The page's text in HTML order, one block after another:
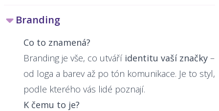
Branding
Co to znamená?
Branding je vše, co utváří identitu vaší značky –
od loga a barev až po tón komunikace. Je to styl,
podle kterého vás lidé poznají.
K čemu to je?